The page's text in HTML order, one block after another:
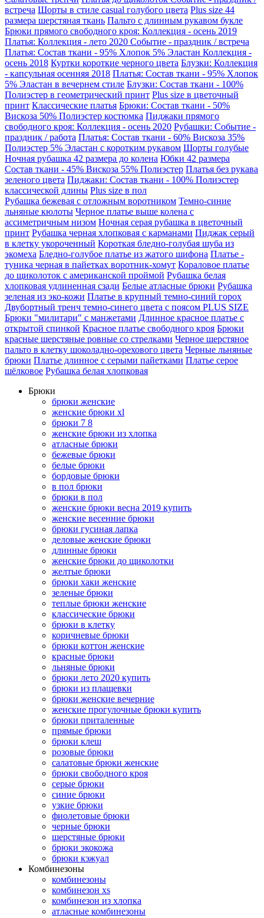
встреча Шорты в стиле casual голубого цвета Plus size 44
размера шерстяная ткань Пальто с длинным рукавом букле
Брюки прямого свободного кроя: Коллекция - осень 2019
Платья: Коллекция - лето 2020 Событие - праздник / встреча
Платья: Состав ткани - 95% Хлопок 5% Эластан Коллекция -
осень 2018 Куртки короткие черного цвета Блузки: Коллекция
- капсульная осенняя 2018 Платья: Состав ткани - 95% Хлопок
5% Эластан в вечернем стиле Блузки: Состав ткани - 100%
Полиэстер в геометрический принт Plus size в цветочный
принт Классические платья Брюки: Состав ткани - 50%
Вискоза 50% Полиэстер костюмка Пиджаки прямого
свободного кроя: Коллекция - осень 2020 Рубашки: Событие -
праздник / работа Платья: Состав ткани - 60% Вискоза 35%
Полиэстер 5% Эластан с коротким рукавом Шорты голубые
Ночная рубашка 42 размера до колена Юбки 42 размера
Состав ткани - 45% Вискоза 55% Полиэстер Платья без рукава
зеленого цвета Пиджаки: Состав ткани - 100% Полиэстер
классической длины Plus size в пол
Рубашка бежевая с отложным воротником Темно-синие
льняные кюлоты Черное платье выше колена с
ассиметричным низом Ночная серая рубашка в цветочный
принт Рубашка черная хлопковая с карманами Пиджак серый
в клетку укороченный Короткая бледно-голубая шуба из
экомеха Бледно-голубое платье из жатого шифона Платье -
туника черная в пайетках воротник-хомут Кораловое платье
до щиколоток с американской проймой Рубашка белая
хлопковая удлиненная сзади Белые атласные брюки Рубашка
зеленая из эко-кожи Платье в крупный темно-синий горох
Двубортный тренч темно-синего цвета с поясом PLUS SIZE
Брюки "милитари" с манжетами Длинное красное платье с
открытой спинкой Красное платье свободного кроя Брюки
красные шерстяные ровные со стрелками Черное шерстяное
пальто в клетку шоколадно-орехового цвета Черные льняные
брюки Платье длинное с серыми пайетками Платье серое
шёлковое Рубашка белая хлопковая
Брюки
брюки женские
женские брюки xl
брюки 7 8
женские брюки из хлопка
атласные брюки
бежевые брюки
белые брюки
бордовые брюки
в пол брюки
брюки в пол
женские брюки весна 2019 купить
женские весенние брюки
брюки гусиная лапка
деловые женские брюки
длинные брюки
женские брюки до щиколотки
желтые брюки
брюки хаки женские
зеленые брюки
теплые брюки женские
классические брюки
брюки в клетку
коричневые брюки
брюки коттон женские
красные брюки
льняные брюки
брюки лето 2020 купить
брюки из плащевки
брюки женские вечерние
женские прогулочные брюки купить
брюки приталенные
прямые брюки
брюки клеш
розовые брюки
салатовые брюки женские
брюки свободного кроя
серые брюки
синие брюки
узкие брюки
фиолетовые брюки
черные брюки
шерстяные брюки
брюки экокожа
брюки кэжуал
Комбинезоны
комбинезоны
комбинезон xs
комбинезон из хлопка
атласные комбинезоны